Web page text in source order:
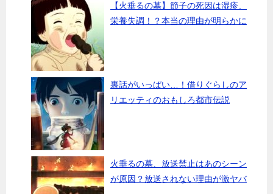
【火垂るの墓】節子の死因は湿疹、
栄養失調！？本当の理由が明らかに
裏話がいっぱい…！借りぐらしのア
リエッティのおもしろ都市伝説
火垂るの墓、放送禁止はあのシーン
が原因？放送されない理由が激ヤバ